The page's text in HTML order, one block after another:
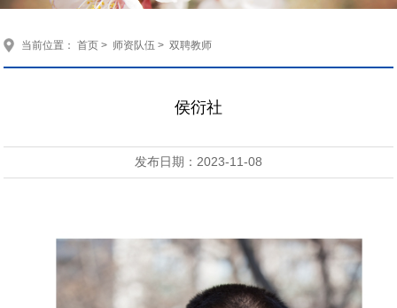
当前位置：首页 > 师资队伍 >双聘教师
侯衍社
发布日期：2023-11-08